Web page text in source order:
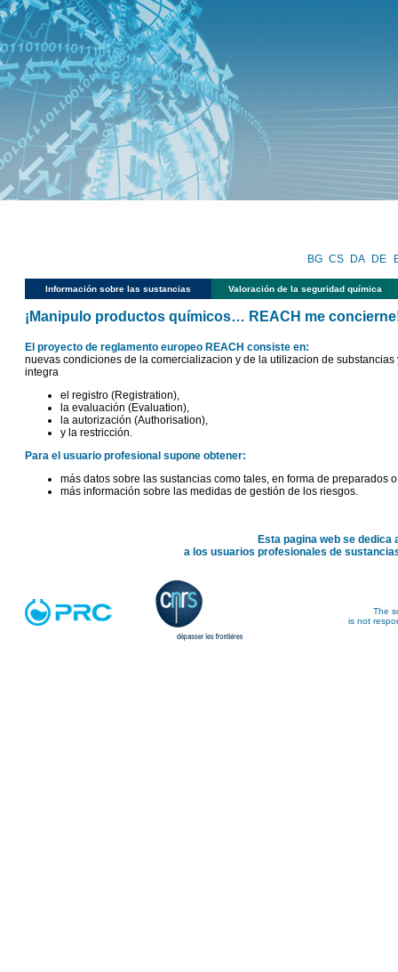
BG CS DA DE
Información sobre las sustancias Valoración de la seguridad química
¡Manipulo productos químicos… REACH me
El proyecto de reglamento europeo REACH consiste en:
nuevas condiciones de la comercializacion y de la utilizacion de
integra
el registro (Registration),
la evaluación (Evaluation),
la autorización (Authorisation),
y la restricción.
Para el usuario profesional supone obtener:
más datos sobre las sustancias como tales, en forma de preparados
más información sobre las medidas de gestión de los riesgos.
Esta pagina web se dedica
a los usuarios profesionales de
The
is not